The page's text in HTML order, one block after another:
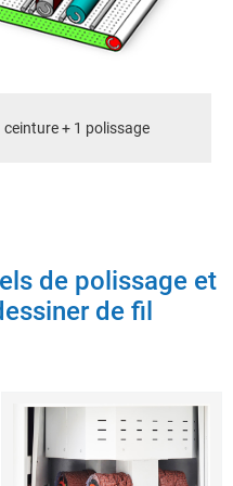
ceinture + 1 polissage
de polissage et
de fil